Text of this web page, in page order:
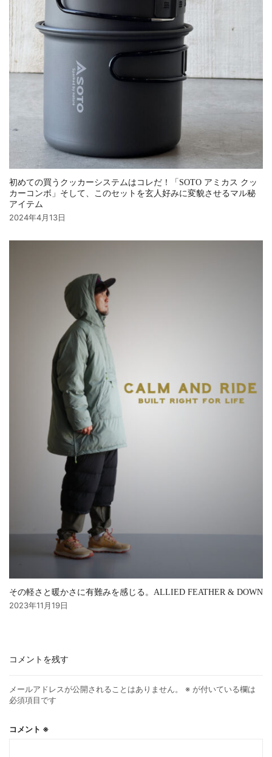
初めての買うクッカーシステムはコレだ！「SOTO アミカス クッ
カーコンボ」そして、このセットを玄人好みに変貌させるマル秘
アイテム
2024年4月13日
その軽さと暖かさに有難みを感じる。ALLIED FEATHER & DOWN
2023年11月19日
コメントを残す
メールアドレスが公開されることはありません。 ※ が付いている欄は
必須項目です
コメント ※